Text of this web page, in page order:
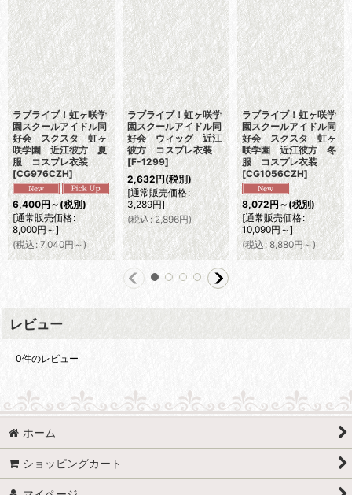
ラブライブ！虹ヶ咲学
園スクールアイドル同
好会 スクスタ 虹ヶ
咲学園 近江彼方 夏
服 コスプレ衣装
[CG976CZH]
6,400円～(税別)
[通常販売価格:
8,000円～]
(税込: 7,040円～)
ラブライブ！虹ヶ咲学
園スクールアイドル同
好会 ウィッグ 近江
彼方 コスプレ衣装
[F-1299]
2,632円(税別)
[通常販売価格:
3,289円]
(税込 : 2,896円)
ラブライブ！虹ヶ咲学
園スクールアイドル同
好会 スクスタ 虹ヶ
咲学園 近江彼方 冬
服 コスプレ衣装
[CG1056CZH]
8,072円～(税別)
[通常販売価格:
10,090円～]
(税込: 8,880円～)
レビュー
0件のレビュー
ホーム
ショッピングカート